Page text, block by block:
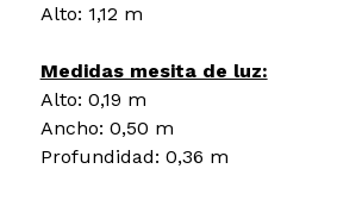
Alto: 1,12 m
Medidas mesita de luz:
Alto: 0,19 m
Ancho: 0,50 m
Profundidad: 0,36 m